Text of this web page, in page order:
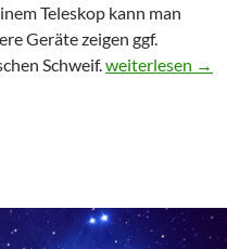
Teleskop kann man
Geräte zeigen ggf.
Schweif.Kometen im
weiterlesen →